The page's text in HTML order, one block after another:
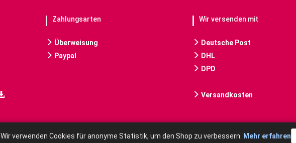
Zahlungsarten
Überweisung
Paypal
Wir versenden mit
Deutsche Post
DHL
DPD
Versandkosten
Wir verwenden Cookies für anonyme Statistik, um den Shop zu verbessern. Mehr erfahren